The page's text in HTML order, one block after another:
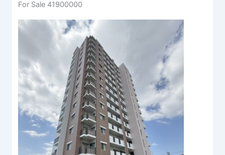
For Sale 41900000